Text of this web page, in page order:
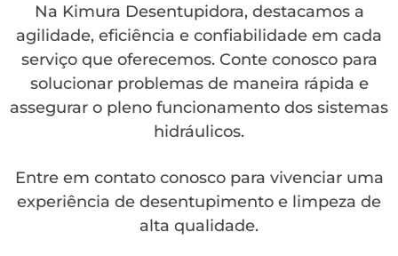
Na Kimura Desentupidora, destacamos a
agilidade, eficiência e confiabilidade em cada
serviço que oferecemos. Conte conosco para
solucionar problemas de maneira rápida e
assegurar o pleno funcionamento dos sistemas
hidráulicos.
Entre em contato conosco para vivenciar uma
experiência de desentupimento e limpeza de
alta qualidade.